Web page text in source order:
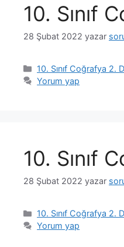
10. Sınıf
28 Şubat 2022 yazar
Kategoriler
10. Sınıf Coğrafya 2.
Yorum yap
10. Sınıf
28 Şubat 2022 yazar
Kategoriler
10. Sınıf Coğrafya 2.
Yorum yap